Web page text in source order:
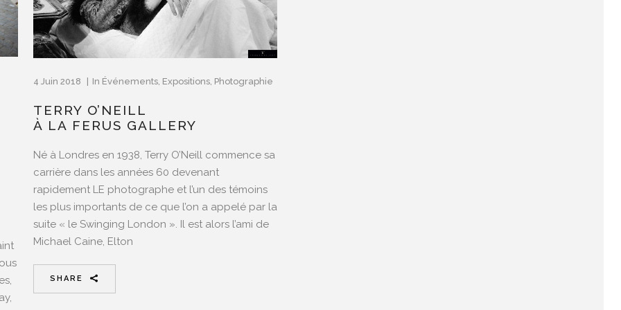
4 Juin 2018 In Événements Expositions Photographie
TERRY O’NEILL
À LA FERUS GALLERY
Né à Londres en 1938, Terry O’Neill commence sa
carrière dans les années 60 devenant
rapidement LE photographe et l’un des témoins
les plus importants de ce que l’on a appelé par la
suite « le Swinging London ». Il est alors l’ami de
Michael Caine, Elton
SHARE